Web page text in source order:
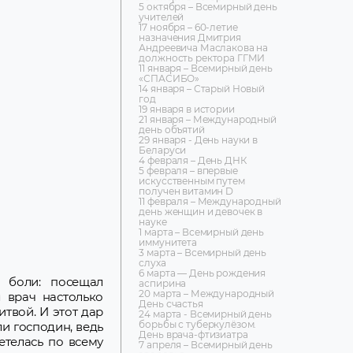
боли: посещал
настолько
И этот дар
господин, ведь
по всему
5 октября – Всемирный день
учителей
17 ноября – 60-летие
назначения Дмитрия
Андреевича Маслакова на
должность ректора ГГМИ
11 января – Всемирный день
«СПАСИБО»
14 января – Старый Новый
год
19 января в истории
21 января – Международный
день объятий
29 января - День науки в
Беларуси
4 февраля – День ДНК
5 февраля – впервые
искусственным путем
получен витамин D
11 февраля – Международный
день женщин и девочек в
науке
1 марта – Всемирный день
иммунитета
3 марта – Всемирный день
слуха
6 марта — День рождения
аспирина
20 марта – Международный
День счастья
24 марта - Всемирный день
борьбы с туберкулёзом.
День врача-фтизиатра
7 апреля – Всемирный день